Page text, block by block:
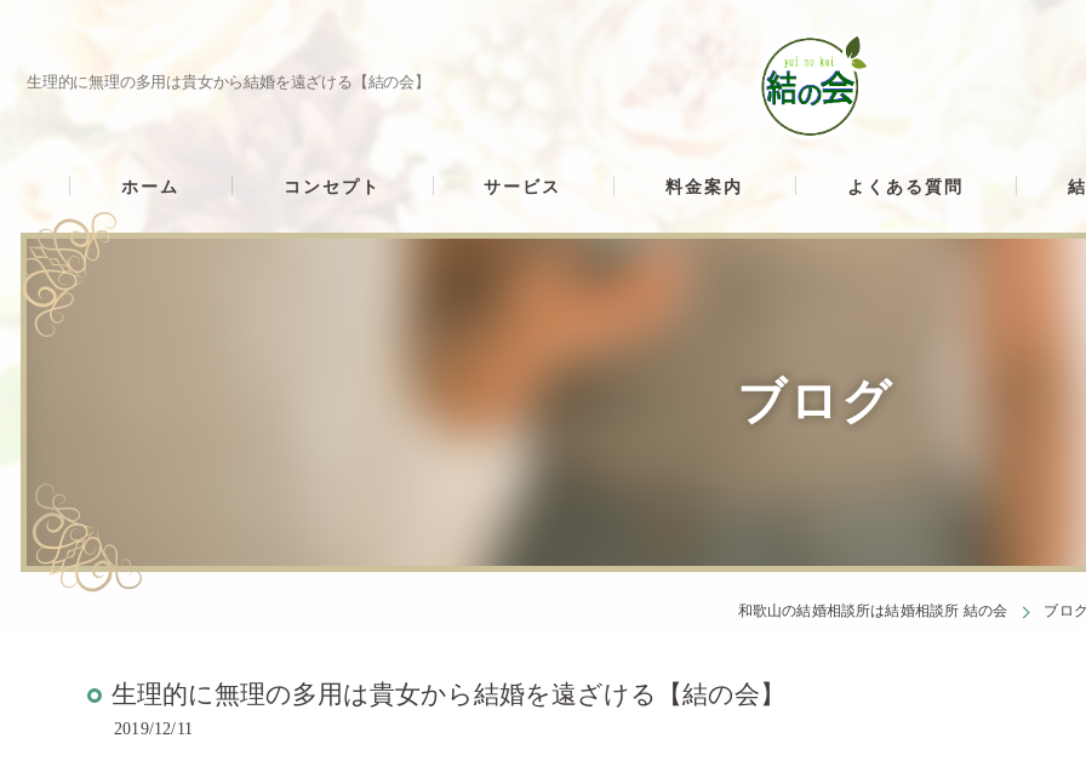
生理的に無理の多用は貴女から結婚を遠ざける【結の会】
ホーム コンセプト サービス 料金案内 よくある質問
ブログ
和歌山の結婚相談所は結婚相談所 結の会 ブロ
生理的に無理の多用は貴女から結婚を遠ざける【結の会】
2019/12/11